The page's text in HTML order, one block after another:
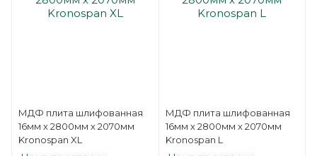
МДФ плита шлифованная
16мм х 2800мм х 2070мм
Kronospan XL
МДФ плита шлифованная
16мм х 2800мм х 2070мм
Kronospan L